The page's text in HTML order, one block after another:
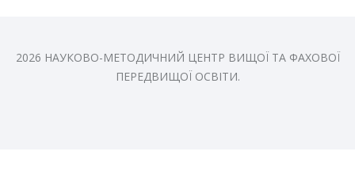
2026 НАУКОВО-МЕТОДИЧНИЙ ЦЕНТР ВИЩОЇ ТА ФАХОВОЇ
ПЕРЕДВИЩОЇ ОСВІТИ.